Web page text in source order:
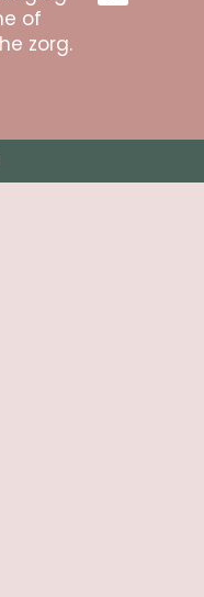
of
zorg.